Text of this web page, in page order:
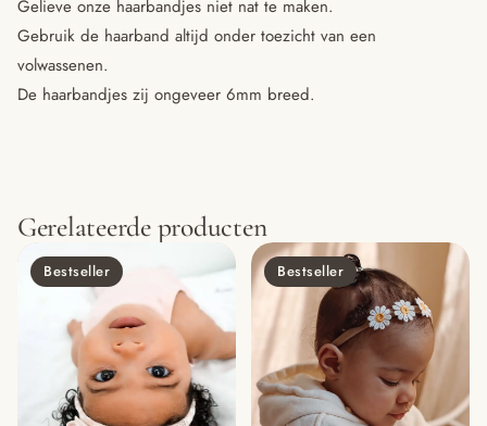
Gelieve onze haarbandjes niet nat te maken.
Gebruik de haarband altijd onder toezicht van een
volwassenen.
De haarbandjes zij ongeveer 6mm breed.
Gerelateerde producten
Bestseller Bestseller